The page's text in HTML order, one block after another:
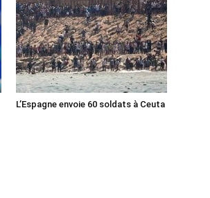
L’Espagne envoie 60 soldats à Ceuta